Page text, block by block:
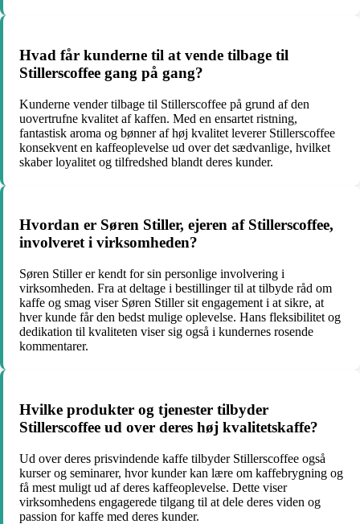
Hvad får kunderne til at vende tilbage til
Stillerscoffee gang på gang?
Kunderne vender tilbage til Stillerscoffee på grund af den
uovertrufne kvalitet af kaffen. Med en ensartet ristning,
fantastisk aroma og bønner af høj kvalitet leverer Stillerscoffee
konsekvent en kaffeoplevelse ud over det sædvanlige, hvilket
skaber loyalitet og tilfredshed blandt deres kunder.
Hvordan er Søren Stiller, ejeren af Stillerscoffee,
involveret i virksomheden?
Søren Stiller er kendt for sin personlige involvering i
virksomheden. Fra at deltage i bestillinger til at tilbyde råd om
kaffe og smag viser Søren Stiller sit engagement i at sikre, at
hver kunde får den bedst mulige oplevelse. Hans fleksibilitet og
dedikation til kvaliteten viser sig også i kundernes rosende
kommentarer.
Hvilke produkter og tjenester tilbyder
Stillerscoffee ud over deres høj kvalitetskaffe?
Ud over deres prisvindende kaffe tilbyder Stillerscoffee også
kurser og seminarer, hvor kunder kan lære om kaffebrygning og
få mest muligt ud af deres kaffeoplevelse. Dette viser
virksomhedens engagerede tilgang til at dele deres viden og
passion for kaffe med deres kunder.